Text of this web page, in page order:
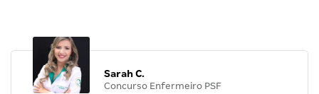
Sarah C.
Concurso Enfermeiro PSF